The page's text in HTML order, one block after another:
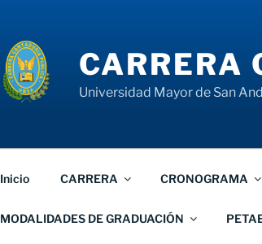
CARRERA
Universidad Mayor de San
Inicio CARRERA CRONOGRAMA
MODALIDADES DE GRADUACIÓN